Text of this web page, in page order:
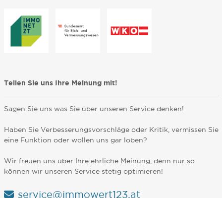
Teilen Sie uns Ihre Meinung mit!
Sagen Sie uns was Sie über unseren Service denken!
Haben Sie Verbesserungsvorschläge oder Kritik, vermissen Sie
eine Funktion oder wollen uns gar loben?
Wir freuen uns über Ihre ehrliche Meinung, denn nur so
können wir unseren Service stetig optimieren!
service@immowert123.at